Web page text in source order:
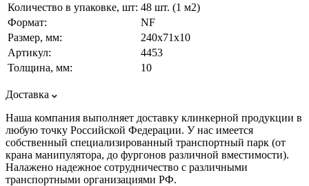
Количество в упаковке, шт: 48 шт. (1 м2)
Формат:
NF
Размер, мм:
240х71х10
Артикул:
4453
Толщина, мм:
10
Доставка
Наша компания выполняет доставку клинкерной продукции в
любую точку Российской Федерации. У нас имеется
собственный специализированный транспортный парк (от
крана манипулятора, до фургонов различной вместимости).
Налажено надежное сотрудничество с различными
транспортными организациями РФ.